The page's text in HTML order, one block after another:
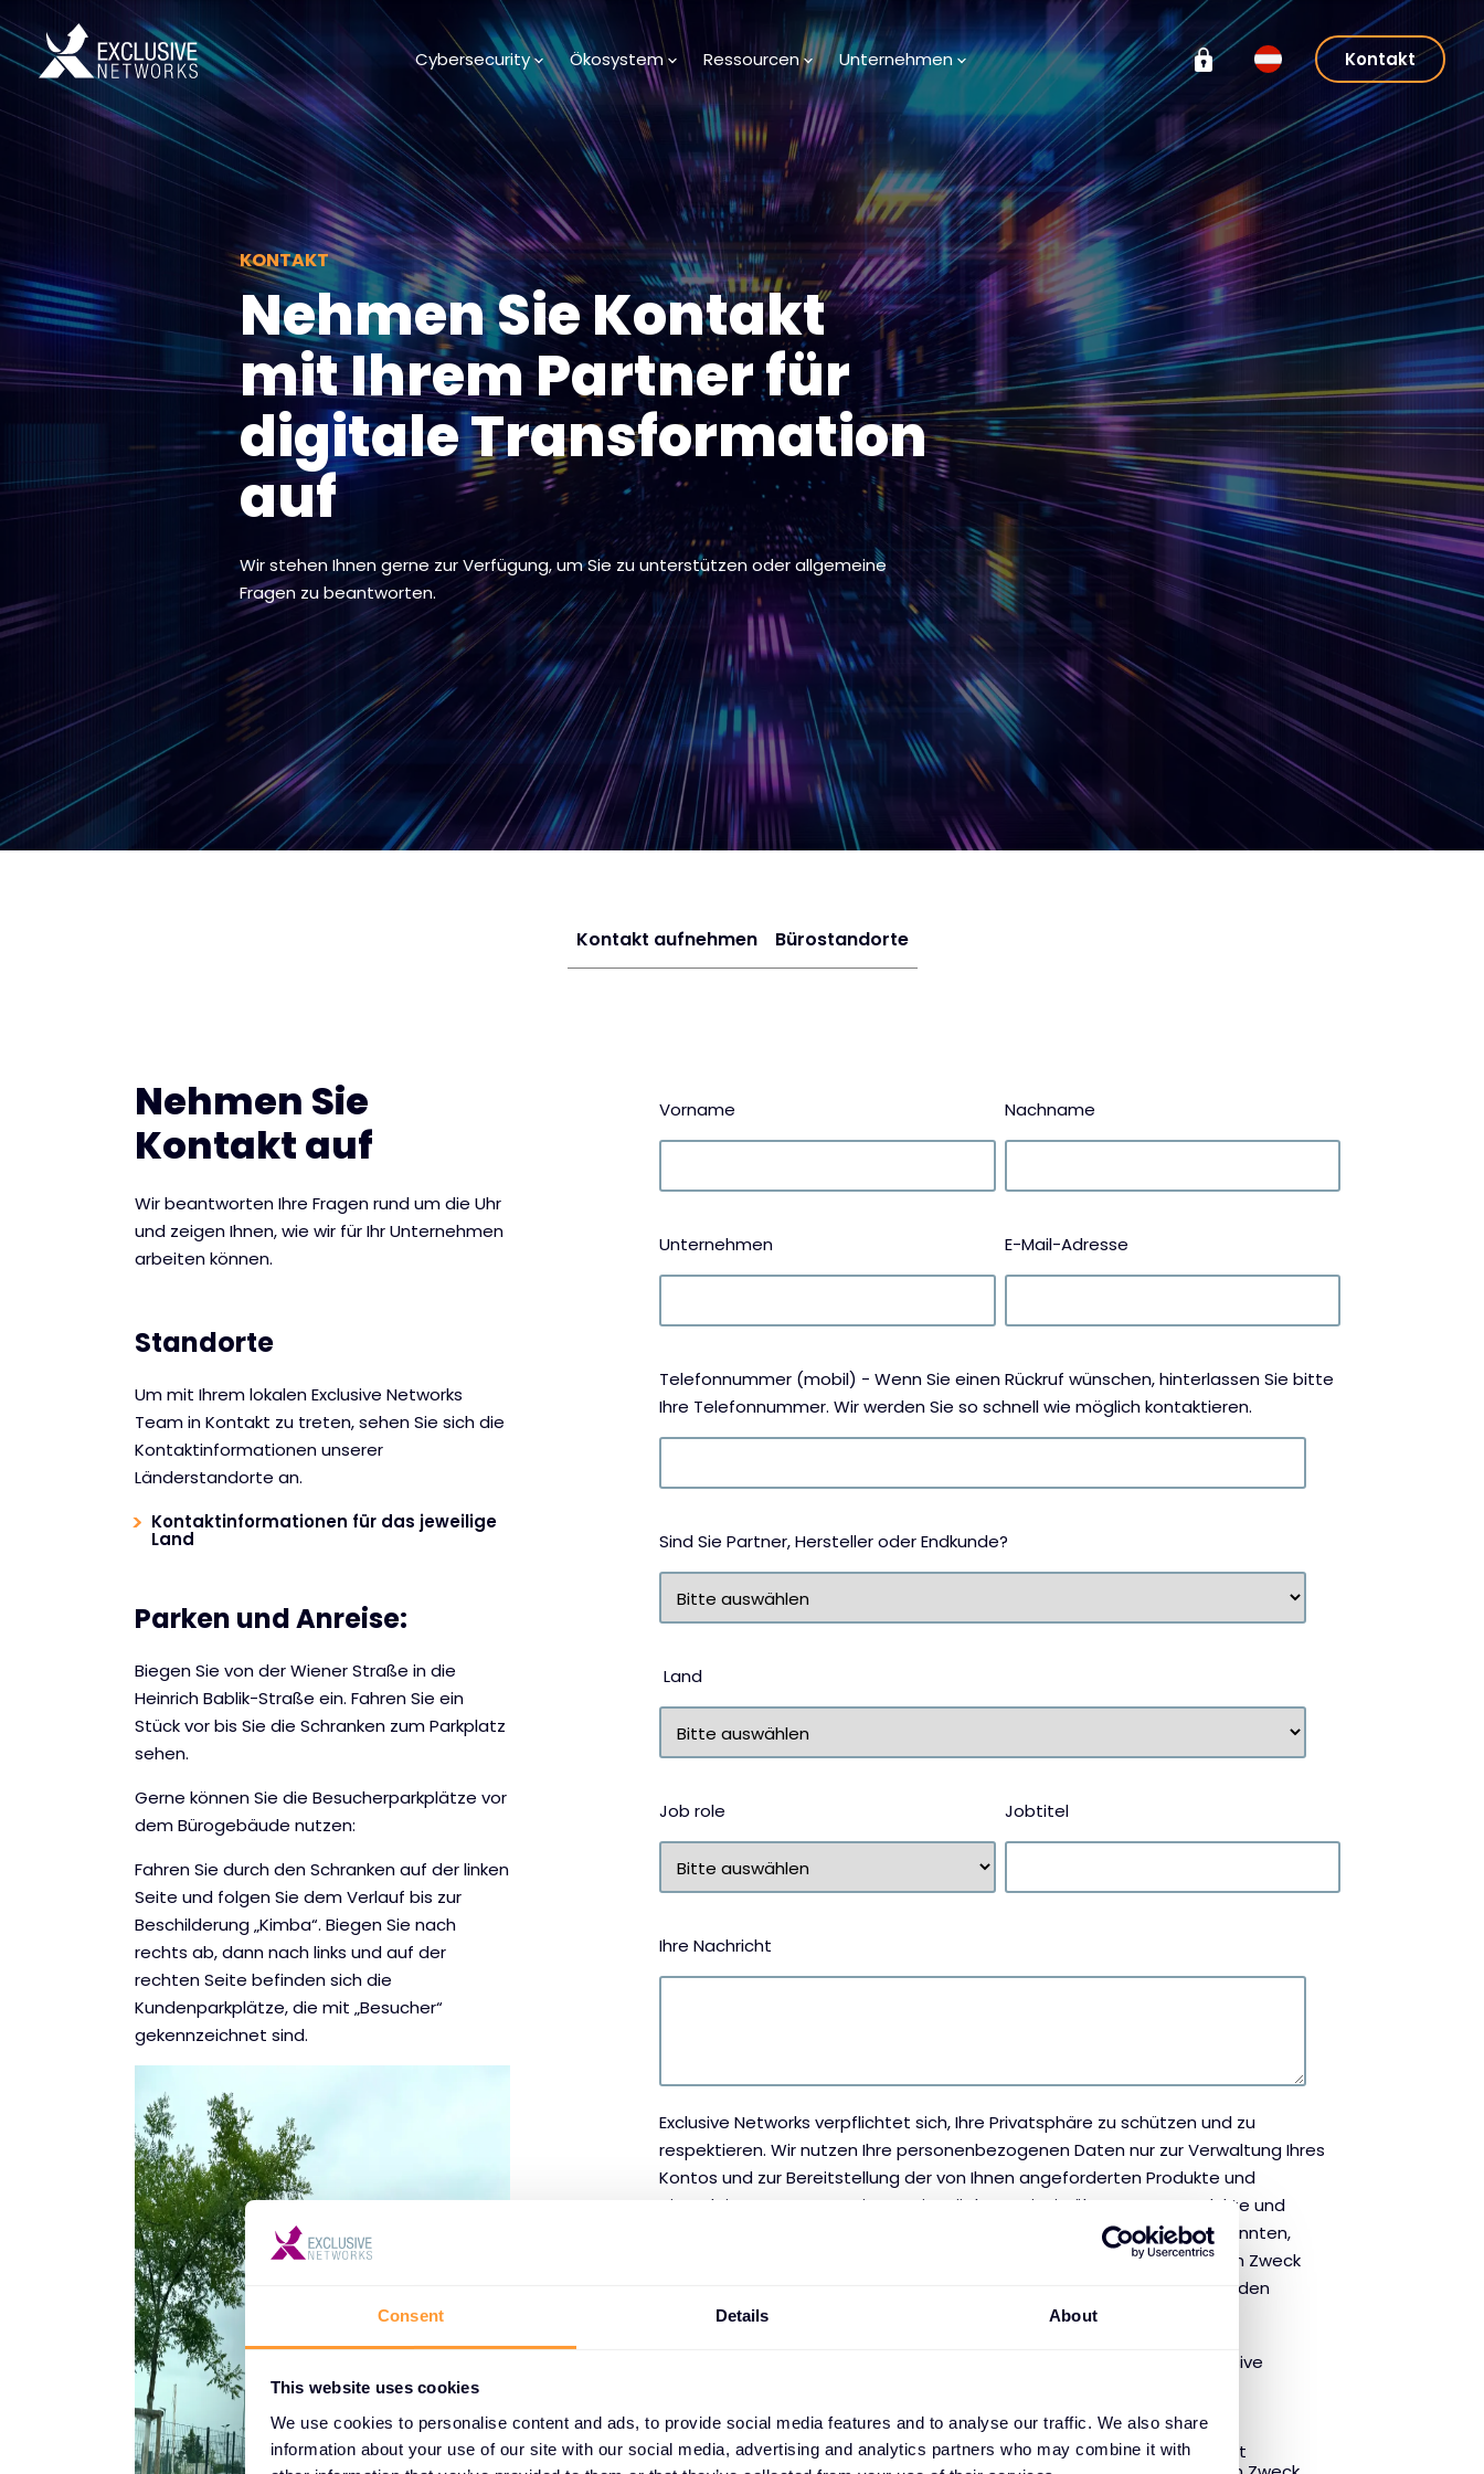
Consent Details About
This website uses cookies
We use cookies to personalise content and ads, to provide social media features and to analyse our traffic. We also share
information about your use of our site with our social media, advertising and analytics partners who may combine it with
Cybersecurity Ökosystem Ressourcen Unternehmen Kontakt
KONTAKT
Nehmen Sie Kontakt
mit Ihrem Partner für
digitale Transformation
auf
Wir stehen Ihnen gerne zur Verfügung, um Sie zu unterstützen oder allgemeine
Fragen zu beantworten.
Kontakt aufnehmen Bürostandorte
Nehmen Sie
Kontakt auf
Wir beantworten Ihre Fragen rund um die Uhr
und zeigen Ihnen, wie wir für Ihr Unternehmen
arbeiten können.
Standorte
Um mit Ihrem lokalen Exclusive Networks
Team in Kontakt zu treten, sehen Sie sich die
Kontaktinformationen unserer
Länderstandorte an.
Kontaktinformationen für das jeweilige
Land
Parken und Anreise:
Biegen Sie von der Wiener Straße in die
Heinrich Bablik-Straße ein. Fahren Sie ein
Stück vor bis Sie die Schranken zum Parkplatz
sehen.
Gerne können Sie die Besucherparkplätze vor
dem Bürogebäude nutzen:
Fahren Sie durch den Schranken auf der linken
Seite und folgen Sie dem Verlauf bis zur
Beschilderung „Kimba“. Biegen Sie nach
rechts ab, dann nach links und auf der
rechten Seite befinden sich die
Kundenparkplätze, die mit „Besucher“
gekennzeichnet sind.
Vorname Nachname
Unternehmen E-Mail-Adresse
Telefonnummer (mobil) - Wenn Sie einen Rückruf wünschen, hinterlassen Sie bitte
Ihre Telefonnummer. Wir werden Sie so schnell wie möglich kontaktieren.
Sind Sie Partner, Hersteller oder Endkunde?
Land
Job role Jobtitel
Ihre Nachricht
Exclusive Networks verpflichtet sich, Ihre Privatsphäre zu schützen und zu
respektieren. Wir nutzen Ihre personenbezogenen Daten nur zur Verwaltung Ihres
Kontos und zur Bereitstellung der von Ihnen angeforderten Produkte und
Dienstleistungen. Von Zeit zu Zeit möchten wir Sie über unsere Produkte und
Dienstleistungen sowie andere Inhalte, die für Sie von Interesse sein könnten,
informieren. Wenn Sie damit einverstanden sind, dass wir Sie zu diesem Zweck
kontaktieren, geben Sie bitte unten an, wie Sie von uns kontaktiert werden
möchten:
Ich stimme zu, andere Benachrichtigungen (Newsletter) von Exclusive
Um Ihnen die gewünschten Inhalte bereitzustellen, müssen wir Ihre
personenbezogenen Daten speichern und verarbeiten. Wenn Sie damit